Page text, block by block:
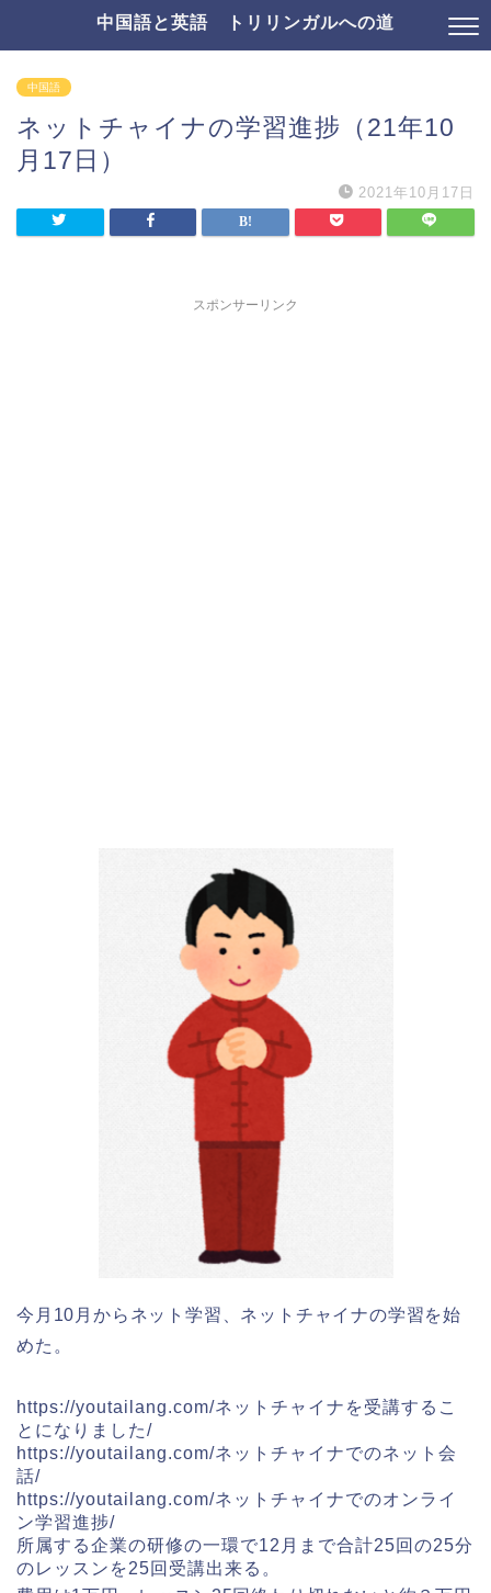
中国語と英語 トリリンガルへの道
中国語
ネットチャイナの学習進捗（21年10
月17日）
2021年10月17日
スポンサーリンク
今月10月からネット学習、ネットチャイナの学習を始
めた。
https://youtailang.com/ネットチャイナを受講するこ
とになりました/
https://youtailang.com/ネットチャイナでのネット会
話/
https://youtailang.com/ネットチャイナでのオンライ
ン学習進捗/
所属する企業の研修の一環で12月まで合計25回の25分
のレッスンを25回受講出来る。